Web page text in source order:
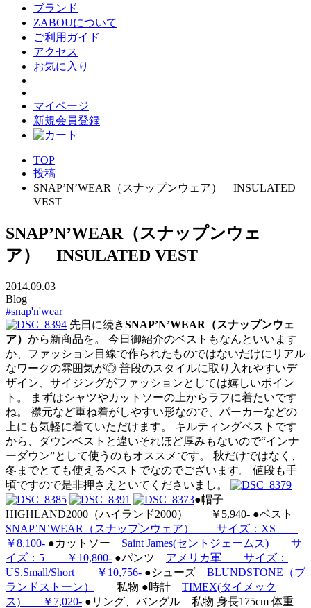
ブランド
ZABOUについて
ご利用ガイド
アクセス
お気に入り
マイページ
新規会員登録
TOP
投稿
SNAP’N’WEAR（スナップンウェア） INSULATED
VEST
SNAP’N’WEAR（スナップンウェ
ア） INSULATED VEST
2014.09.03
Blog
#snap'n'wear
先日に続きSNAP’N’WEAR（スナップンウェ
ア） から新商品を。 今日御紹介のベストもなんといいます
か、ファッション目線で作られたものではないだけにリアル
なワークの雰囲気が◎ 普段のスタイルに取り入れやすいデ
ザイン、サイジングがファッションとしては嬉しいポイン
ト。 まずはシャツやカットソーの上からラフに着たいです
ね。 襟元など重ね着がしやすい形なので、パーカーなどの
上にも気軽に着ていただけます。 キルティングベストです
から、ダウンベストと違いそれほど厚みもないので“インナ
ーダウン”として使うのもオススメです。 秋だけではなく、
冬までとても使えるベストでなのでございます。 値段も手
頃ですので是非押さえといてくださいまし。
●帽子
HIGHLAND2000（ハイランド2000） ￥5,940- ●ベスト
SNAP’N’WEAR（スナップンウェア） サイズ：XS
￥8,100- ●カットソー Saint James(セントジェームス) サ
イズ：5 ￥10,800- ●パンツ アメリカ軍 サイズ：
US.Small/Short ￥10,756- ●シューズ BLUNDSTONE（ブ
ランドストーン）
私物 ●時計 TIMEX(タイメック
ス) ￥7,020- ●リング、バングル 私物 身長175cm 体重